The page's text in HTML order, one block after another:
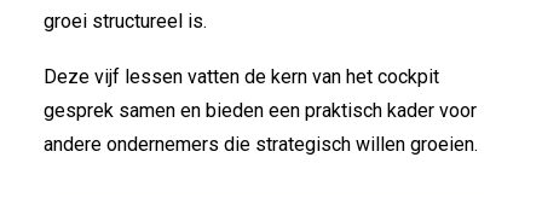
groei structureel is.
Deze vijf lessen vatten de kern van het cockpit
gesprek samen en bieden een praktisch kader voor
andere ondernemers die strategisch willen groeien.